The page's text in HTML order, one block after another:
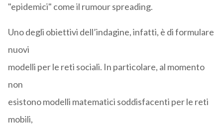
"epidemici" come il rumour spreading.
Uno degli obiettivi dell’indagine, infatti, è di formulare
nuovi
modelli per le reti sociali. In particolare, al momento
non
esistono modelli matematici soddisfacenti per le reti
mobili,